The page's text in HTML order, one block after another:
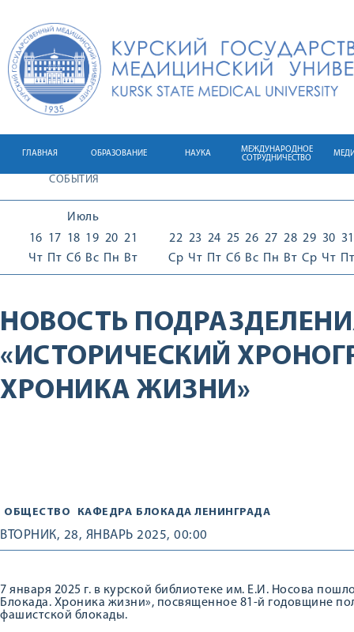
ГЛАВНАЯ ОБРАЗОВАНИЕ НАУКА
МЕЖДУНАРОДНОЕ
СОТРУДНИЧЕСТВО
СОБЫТИЯ
Июль
16
Чт
17
Пт
18
Сб
19
Вс
20
Пн
21
Вт
22
Ср
23
Чт
24
Пт
25
Сб
26
Вс
27
Пн
28
Вт
29
Ср
30
Чт
31
Пт
НОВОСТЬ
«ИСТОРИЧЕСКИЙ
ХРОНИКА ЖИЗНИ»
ОБЩЕСТВО КАФЕДРА БЛОКАДА ЛЕНИНГРАДА
ВТОРНИК, 28, ЯНВАРЬ 2025, 00:00
7 января 2025 г. в курской библиотеке им. Е.И. Носова
Блокада. Хроника жизни», посвященное 81-й годовщине
фашистской блокады.